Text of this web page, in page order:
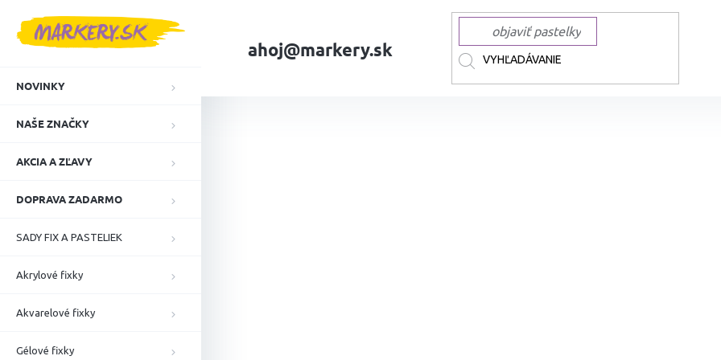
ahoj@markery.sk
NOVINKY
NAŠE ZNAČKY
AKCIA A ZĽAVY
DOPRAVA ZADARMO
SADY FIX A PASTELIEK
Akrylové fixky
Akvarelové fixky
Gélové fixky